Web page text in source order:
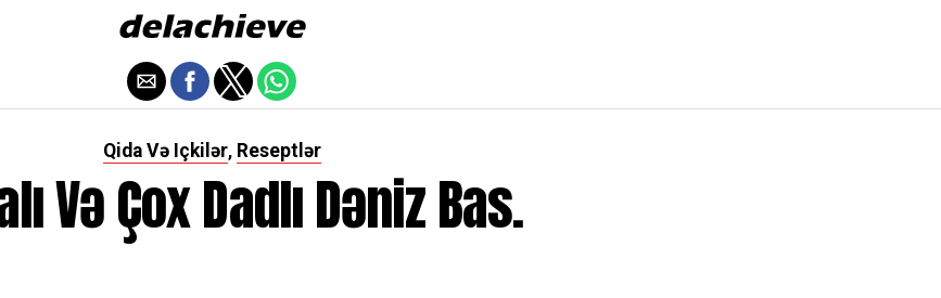
Qida Və Içkilər, Reseptlər
Və Çox Dadlı Dəniz Bas.